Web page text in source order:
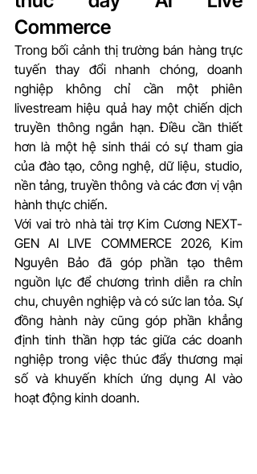
Commerce
Trong bối cảnh thị trường bán hàng trực
tuyến thay đổi nhanh chóng, doanh
nghiệp không chỉ cần một phiên
livestream hiệu quả hay một chiến dịch
truyền thông ngắn hạn. Điều cần thiết
hơn là một hệ sinh thái có sự tham gia
của đào tạo, công nghệ, dữ liệu, studio,
nền tảng, truyền thông và các đơn vị vận
hành thực chiến.
Với vai trò nhà tài trợ Kim Cương NEXT-
GEN AI LIVE COMMERCE 2026, Kim
Nguyên Bảo đã góp phần tạo thêm
nguồn lực để chương trình diễn ra chỉn
chu, chuyên nghiệp và có sức lan tỏa. Sự
đồng hành này cũng góp phần khẳng
định tinh thần hợp tác giữa các doanh
nghiệp trong việc thúc đẩy thương mại
số và khuyến khích ứng dụng AI vào
hoạt động kinh doanh.